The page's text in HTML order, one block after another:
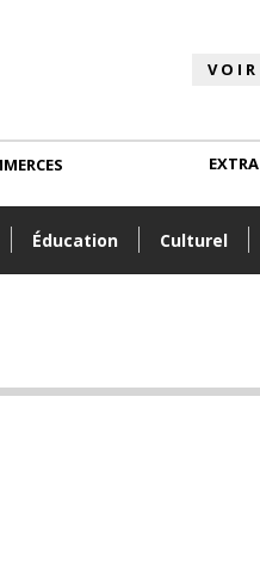
Éducation Culturel
EXTRA